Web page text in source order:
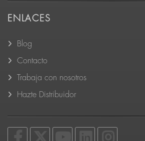
ENLACES
Blog
Contacto
Trabaja con nosotros
Hazte Distribuidor